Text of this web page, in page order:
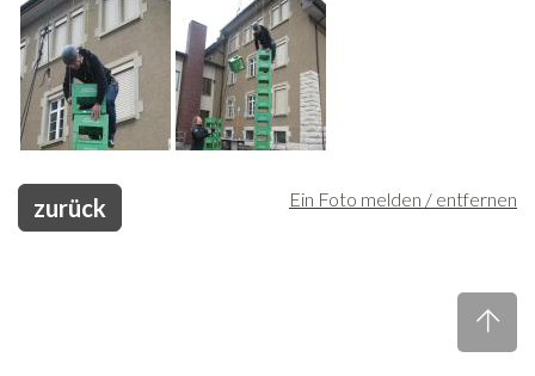
Ein Foto melden / entfernen
zurück